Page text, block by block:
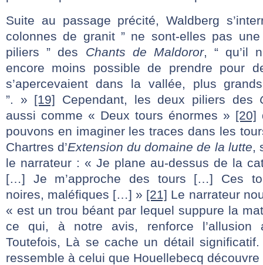
Suite au passage précité, Waldberg
colonnes de granit ” ne sont-elles pas
piliers ” des Chants de Maldoror, “ qu’il
encore moins possible de prendre pour
s’apercevaient dans la vallée, plus
”. » [19] Cependant, les deux piliers des
aussi comme « Deux tours énormes » [20]
pouvons en imaginer les traces dans les
Chartres d’Extension du domaine de la lutte,
le narrateur : « Je plane au-dessus de la
[…] Je m’approche des tours […] Ces
noires, maléfiques […] » [21] Le narrateur
« est un trou béant par lequel suppure la
ce qui, à notre avis, renforce l’allusion
Toutefois, Là se cache un détail
ressemble à celui que Houellebecq